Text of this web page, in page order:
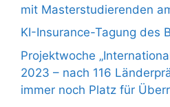
mit Masterstudierenden
KI-Insurance-Tagung des
Projektwoche
2023 – nach 116
immer noch Platz für